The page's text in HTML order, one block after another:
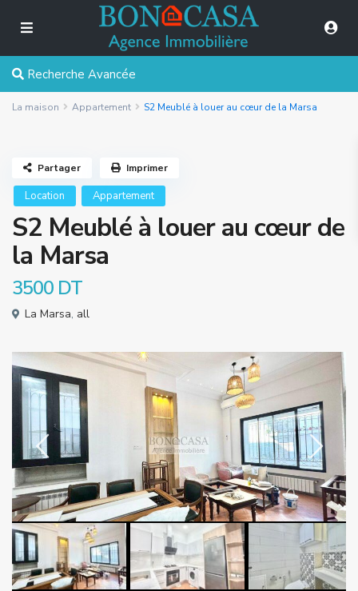
Recherche Avancée
La maison Appartement S2 Meublé à louer au cœur de la Marsa
Location Appartement
S2 Meublé à louer au cœur de
la Marsa
3500 DT
La Marsa, all
Partager Imprimer